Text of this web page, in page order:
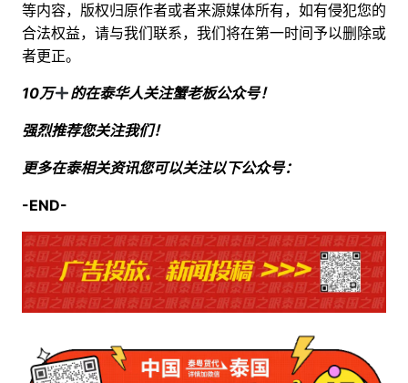
等内容，版权归原作者或者来源媒体所有，如有侵犯您的
合法权益，请与我们联系，我们将在第一时间予以删除或
者更正。
10万 的在泰华人关注蟹老板公众号！
强烈推荐您关注我们！
更多在泰相关资讯您可以关注以下公众号：
-END-